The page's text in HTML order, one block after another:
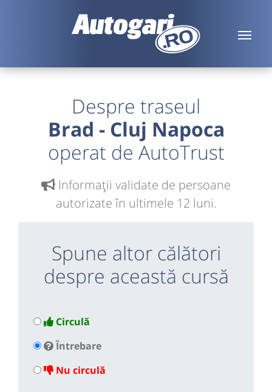
Despre traseul
Brad - Cluj Napoca
operat de AutoTrust
Informaţii validate de persoane
autorizate în ultimele 12 luni.
Spune altor călători
despre această cursă
Circulă
Întrebare
Nu circulă